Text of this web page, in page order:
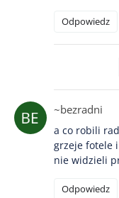
Odpowiedz
~bezradni
a co robili
grzeje fotele
nie widzieli
Odpowiedz